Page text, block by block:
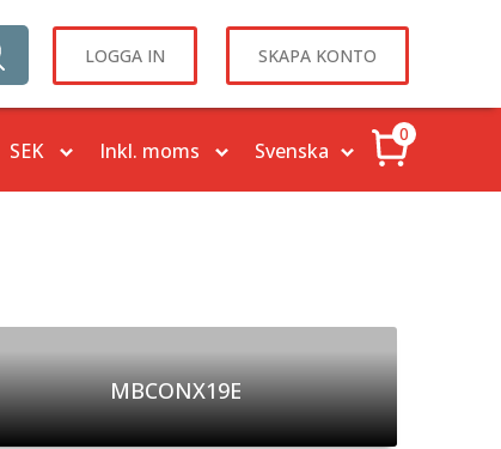
LOGGA IN SKAPA KONTO
0
MBCONX19E